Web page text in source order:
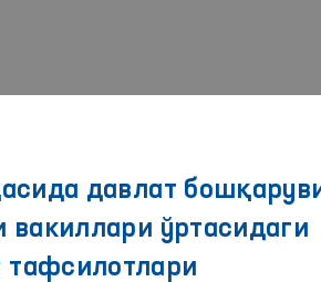
давлат
ўртасидаги
тафсилотлари